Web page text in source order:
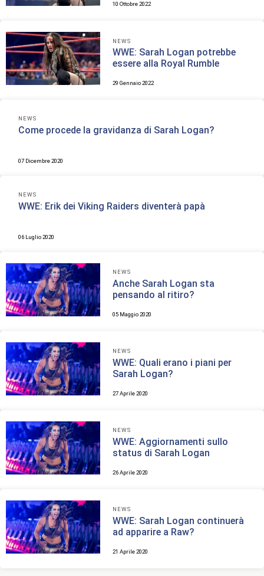
10 Ottobre 2022
NEWS
WWE: Sarah Logan potrebbe
essere alla Royal Rumble
29 Gennaio 2022
NEWS
Come procede la gravidanza di Sarah Logan?
07 Dicembre 2020
NEWS
WWE: Erik dei Viking Raiders diventerà papà
06 Luglio 2020
NEWS
Anche Sarah Logan sta
pensando al ritiro?
05 Maggio 2020
NEWS
WWE: Quali erano i piani per
Sarah Logan?
27 Aprile 2020
NEWS
WWE: Aggiornamenti sullo
status di Sarah Logan
26 Aprile 2020
NEWS
WWE: Sarah Logan continuerà
ad apparire a Raw?
21 Aprile 2020